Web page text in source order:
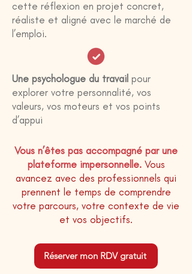
cette réflexion en projet concret,
réaliste et aligné avec le marché de
l’emploi.
Une psychologue du travail pour
explorer votre personnalité, vos
valeurs, vos moteurs et vos points
d’appui
Vous n’êtes pas accompagné par une
plateforme impersonnelle. Vous
avancez avec des professionnels qui
prennent le temps de comprendre
votre parcours, votre contexte de vie
et vos objectifs.
Réserver mon RDV gratuit